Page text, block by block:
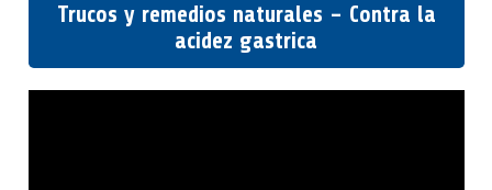
Trucos y remedios naturales – Contra la
acidez gastrica